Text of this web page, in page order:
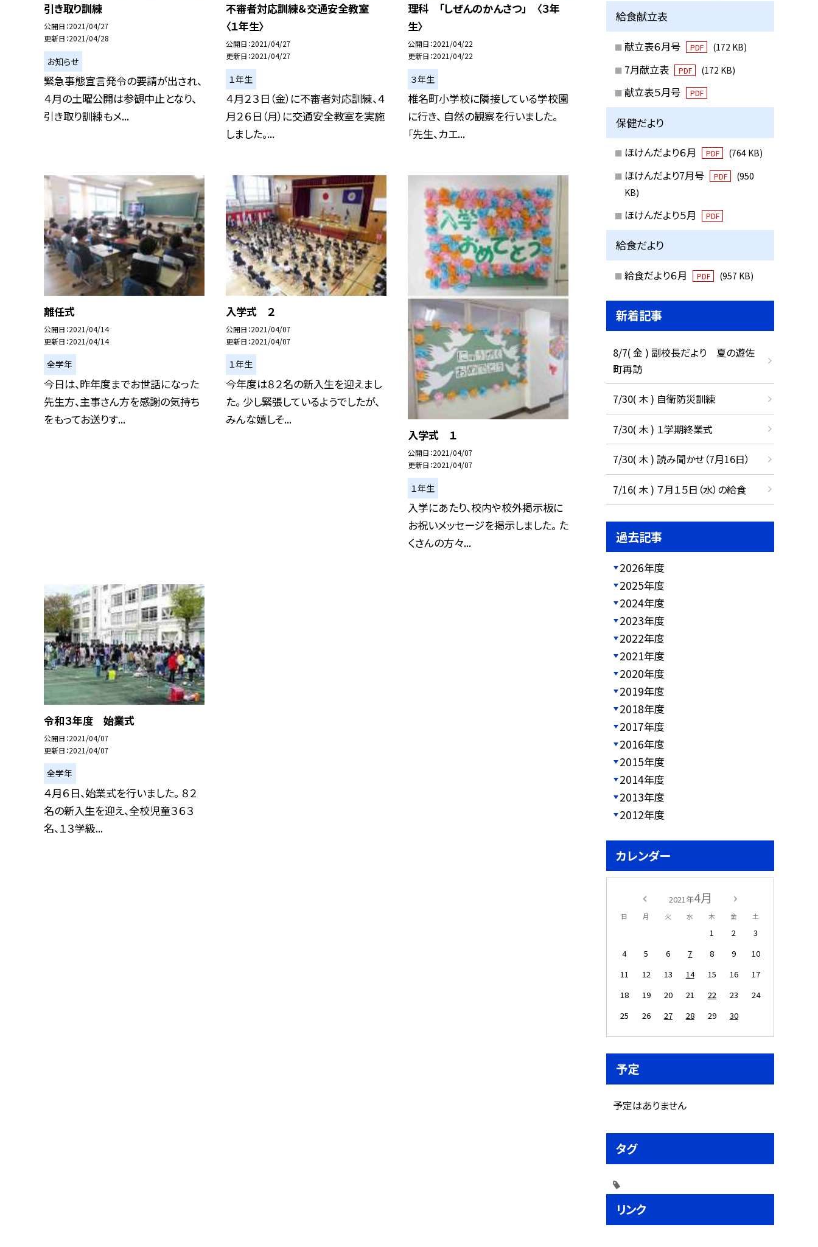
引き取り訓練
公開日 2021/04/27
更新日 2021/04/28
お知らせ
緊急事態宣言発令の要請が出され、
４月の土曜公開は参観中止となり、
引き取り訓練もメ...
不審者対応訓練＆交通安全教室
〈１年生〉
公開日 2021/04/27
更新日 2021/04/27
１年生
４月２３日（金）に不審者対応訓練、４
月２６日（月）に交通安全教室を実施
しました。...
理科 「しぜんのかんさつ」 〈３年
生〉
公開日 2021/04/22
更新日 2021/04/22
３年生
椎名町小学校に隣接している学校園
に行き、 自然の観察を行いました。
「先生、カエ...
離任式
公開日 2021/04/14
更新日 2021/04/14
全学年
今日は、昨年度までお世話になった
先生方、主事さん方を感謝の気持ち
をもってお送りす...
入学式 ２
公開日 2021/04/07
更新日 2021/04/07
１年生
今年度は８２名の新入生を迎えまし
た。 少し緊張しているようでしたが、
みんな嬉しそ...
入学式 １
公開日 2021/04/07
更新日 2021/04/07
１年生
入学にあたり、校内や校外掲示板に
お祝いメッセージを掲示しました。 た
くさんの方々...
令和３年度 始業式
公開日 2021/04/07
更新日 2021/04/07
全学年
４月６日、始業式を行いました。 ８２
名の新入生を迎え、全校児童３６３
名、１３学級...
給食献立表
献立表６月号 PDF (172 KB)
7月献立表 PDF (172 KB)
献立表５月号 PDF
保健だより
ほけんだより６月 PDF (764 KB)
ほけんだより7月号 PDF
(950
KB)
ほけんだより５月 PDF
給食だより
給食だより６月 PDF (957 KB)
新着記事
8/7( 金 ) 副校長だより 夏の遊佐
町再訪
7/30( 木 ) 自衛防災訓練
7/30( 木 ) １学期終業式
7/30( 木 ) 読み聞かせ（7月16日）
7/16( 木 ) ７月１５日（水）の給食
過去記事
2026年度
2025年度
2024年度
2023年度
2022年度
2021年度
2020年度
2019年度
2018年度
2017年度
2016年度
2015年度
2014年度
2013年度
2012年度
カレンダー
2021年4月
日 月 火 水 木 金 土
1 2
3
4
5 6 7 8 9
10
11
12 13 14 15 16
17
18
19 20 21 22 23
24
25
26 27 28 29 30
予定
予定はありません
タグ
リンク